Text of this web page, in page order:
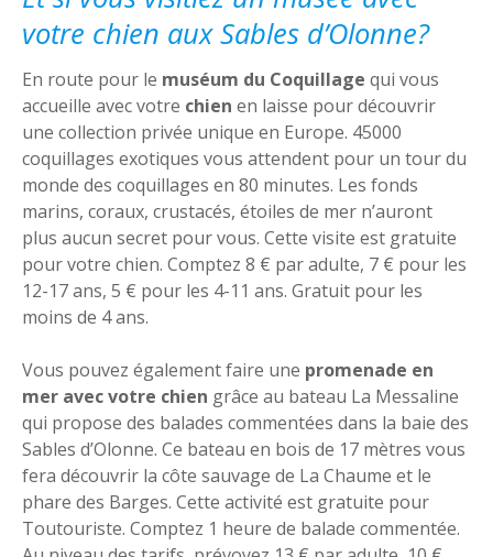
votre chien aux Sables d’Olonne?
En route pour le muséum du Coquillage qui vous
accueille avec votre chien en laisse pour découvrir
une collection privée unique en Europe. 45000
coquillages exotiques vous attendent pour un tour du
monde des coquillages en 80 minutes. Les fonds
marins, coraux, crustacés, étoiles de mer n’auront
plus aucun secret pour vous. Cette visite est gratuite
pour votre chien. Comptez 8 € par adulte, 7 € pour les
12-17 ans, 5 € pour les 4-11 ans. Gratuit pour les
moins de 4 ans.
Vous pouvez également faire une promenade en
mer avec votre chien grâce au bateau La Messaline
qui propose des balades commentées dans la baie des
Sables d’Olonne. Ce bateau en bois de 17 mètres vous
fera découvrir la côte sauvage de La Chaume et le
phare des Barges. Cette activité est gratuite pour
Toutouriste. Comptez 1 heure de balade commentée.